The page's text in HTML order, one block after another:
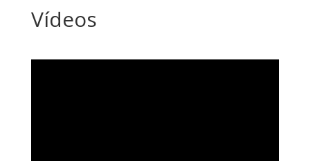
Vídeos